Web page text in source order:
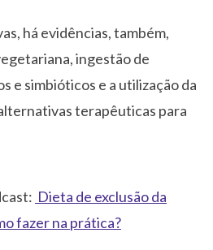
há evidências, também,
ingestão de
e simbióticos e a utilização da
terapêuticas para
Dieta de exclusão da
fazer na prática?